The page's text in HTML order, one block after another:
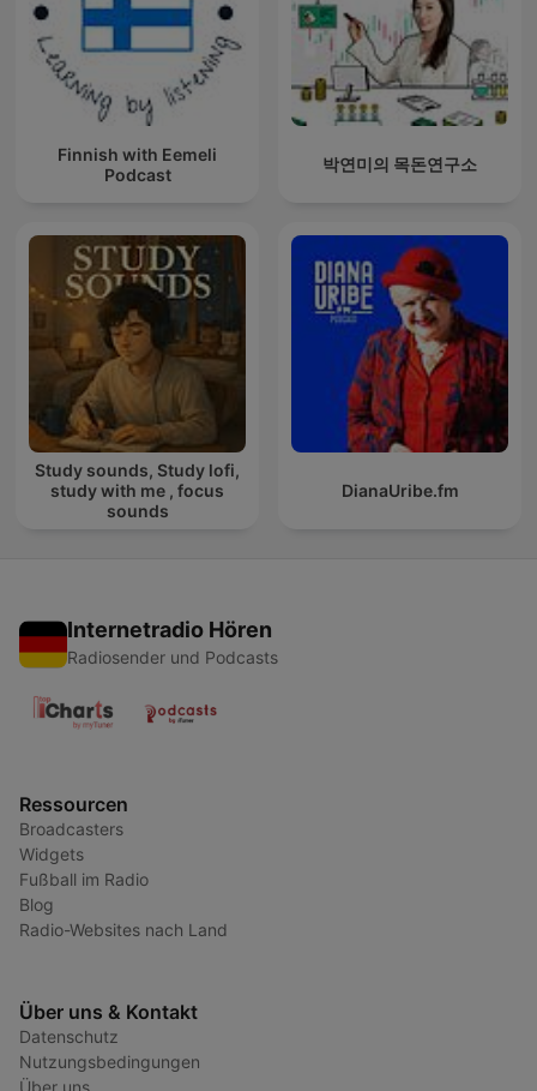
Finnish with Eemeli
Podcast
박연미의 목돈연구소
Study sounds, Study lofi,
study with me , focus
sounds
DianaUribe.fm
Internetradio Hören
Radiosender und Podcasts
Ressourcen
Broadcasters
Widgets
Fußball im Radio
Blog
Radio-Websites nach Land
Über uns & Kontakt
Datenschutz
Nutzungsbedingungen